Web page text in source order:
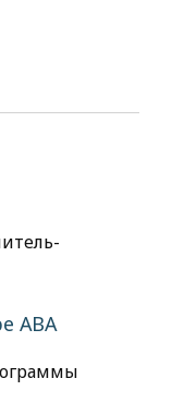
АВА